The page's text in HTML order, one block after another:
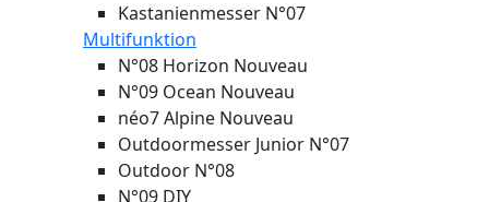
Kastanienmesser N°07
Multifunktion
N°08 Horizon Nouveau
N°09 Ocean Nouveau
néo7 Alpine Nouveau
Outdoormesser Junior N°07
Outdoor N°08
N°09 DIY